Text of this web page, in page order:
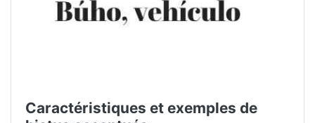
Caractéristiques et exemples de